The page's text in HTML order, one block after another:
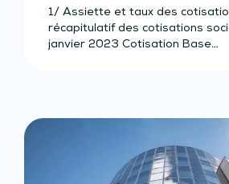
1/ Assiette et taux des
récapitulatif des cotisations
janvier 2023 Cotisation Base…